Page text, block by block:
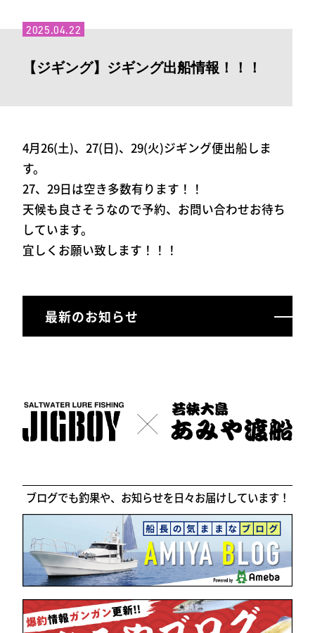
【ジギング】ジギング出船情報！！！
2025.04.22
4月26(土)、27(日)、29(火)ジギング便出船しま
す。
27、29日は空き多数有ります！！
天候も良さそうなので予約、お問い合わせお待ち
しています。
宜しくお願い致します！！！
最新のお知らせ
ブログでも釣果や、お知らせを日々お届けしています！